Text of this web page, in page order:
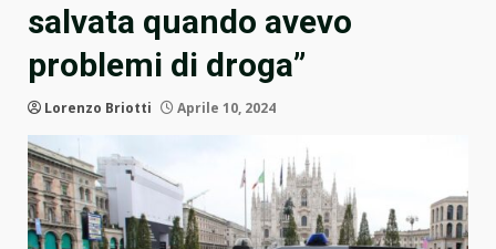
salvata quando avevo
problemi di droga”
Lorenzo Briotti Aprile 10, 2024